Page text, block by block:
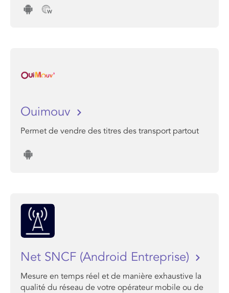
Ouimouv
Permet de vendre des titres des transport partout
Net SNCF (Android Entreprise)
Mesure en temps réel et de manière exhaustive la
qualité du réseau de votre opérateur mobile ou de